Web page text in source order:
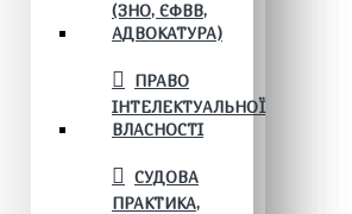
(ЗНО, ЄФВВ,
АДВОКАТУРА)
ПРАВО
ІНТЕЛЕКТУАЛЬНОЇ
ВЛАСНОСТІ
СУДОВА
ПРАКТИКА,